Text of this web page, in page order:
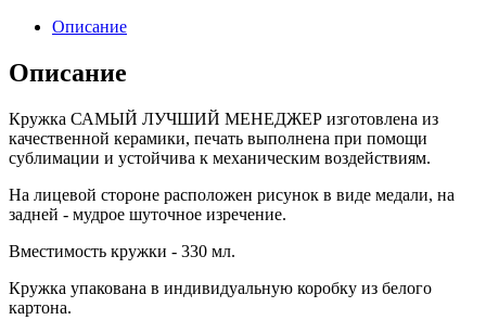
Описание
Описание
Кружка САМЫЙ ЛУЧШИЙ МЕНЕДЖЕР изготовлена из
качественной керамики, печать выполнена при помощи
сублимации и устойчива к механическим воздействиям.
На лицевой стороне расположен рисунок в виде медали, на
задней - мудрое шуточное изречение.
Вместимость кружки - 330 мл.
Кружка упакована в индивидуальную коробку из белого
картона.